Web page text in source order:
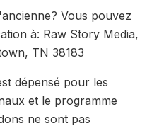
Vous pouvez
à: Raw Story Media,
TN 38183
dépensé pour les
et le programme
ne sont pas